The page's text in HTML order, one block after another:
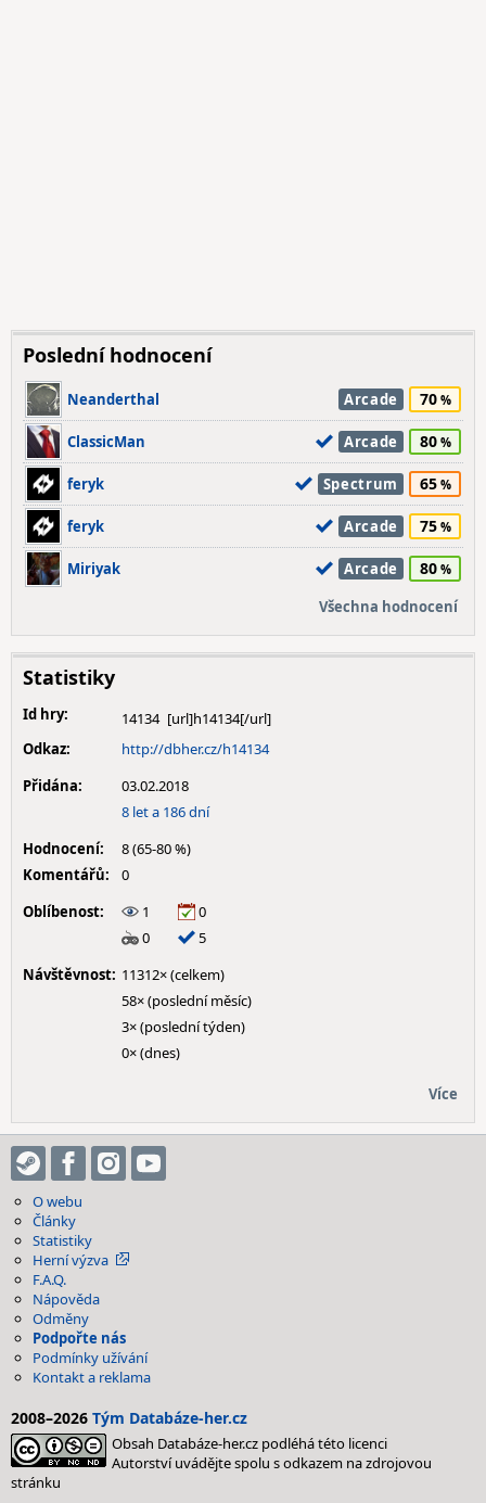
Poslední hodnocení
Neanderthal Arcade 70
ClassicMan Arcade 80
feryk Spectrum 65
feryk Arcade 75
Miriyak Arcade 80
Všechna hodnocení
Statistiky
Id hry:
14134
Odkaz:
http://dbher.cz/h14134
Přidána:
03.02.2018
8 let a 186 dní
Hodnocení:
8 (65-80 %)
Komentářů:
0
Oblíbenost:
1
0
0
5
Návštěvnost: 11312× (celkem)
58× (poslední měsíc)
3× (poslední týden)
0× (dnes)
Více
O webu
Články
Statistiky
Herní výzva
F.A.Q.
Nápověda
Odměny
Podpořte nás
Podmínky užívání
Kontakt a reklama
2008–2026 Tým Databáze-her.cz
Obsah Databáze-her.cz podléhá této licenci
Autorství uvádějte spolu s odkazem na zdrojovou
stránku